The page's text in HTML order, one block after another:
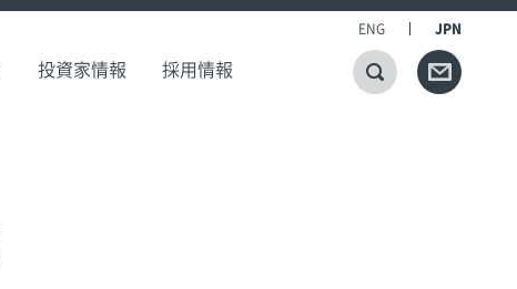
投資家情報 採用情報
ENG JPN